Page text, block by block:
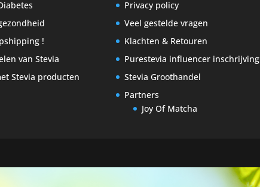
!
van Stevia
Stevia producten
Privacy policy
Veel gestelde vragen
Klachten & Retouren
Purestevia influencer inschrijving
Stevia Groothandel
Partners
Joy Of Matcha